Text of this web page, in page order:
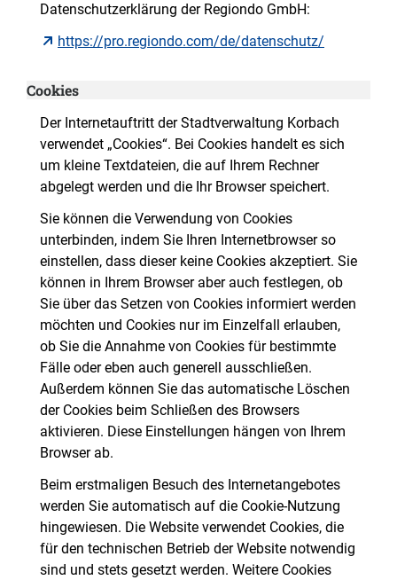
Datenschutzerklärung der Regiondo GmbH:
https://pro.regiondo.com/de/datenschutz/
Cookies
Der Internetauftritt der Stadtverwaltung Korbach
verwendet „Cookies“. Bei Cookies handelt es sich
um kleine Textdateien, die auf Ihrem Rechner
abgelegt werden und die Ihr Browser speichert.
Sie können die Verwendung von Cookies
unterbinden, indem Sie Ihren Internetbrowser so
einstellen, dass dieser keine Cookies akzeptiert. Sie
können in Ihrem Browser aber auch festlegen, ob
Sie über das Setzen von Cookies informiert werden
möchten und Cookies nur im Einzelfall erlauben,
ob Sie die Annahme von Cookies für bestimmte
Fälle oder eben auch generell ausschließen.
Außerdem können Sie das automatische Löschen
der Cookies beim Schließen des Browsers
aktivieren. Diese Einstellungen hängen von Ihrem
Browser ab.
Beim erstmaligen Besuch des Internetangebotes
werden Sie automatisch auf die Cookie-Nutzung
hingewiesen. Die Website verwendet Cookies, die
für den technischen Betrieb der Website notwendig
sind und stets gesetzt werden. Weitere Cookies